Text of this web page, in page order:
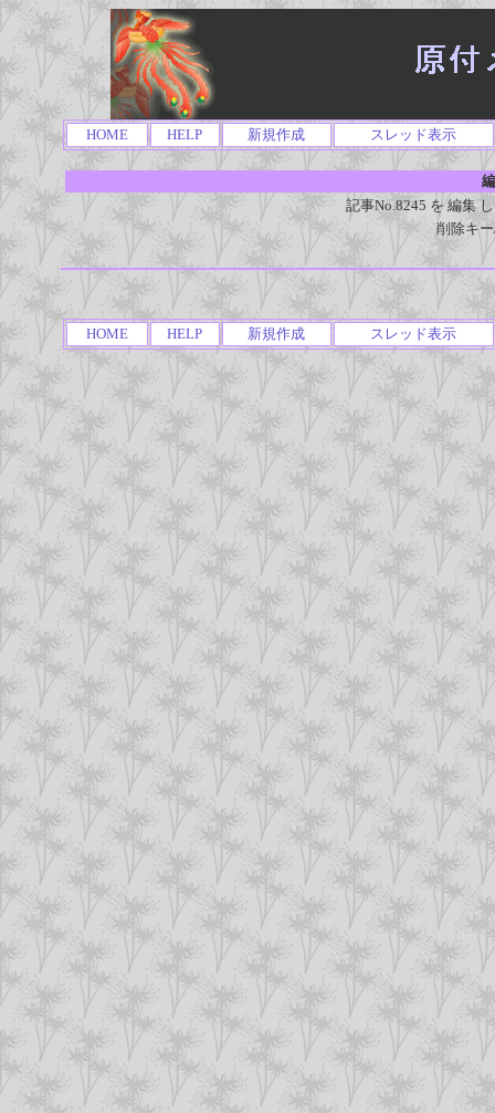
HOME HELP 新規作成 スレッド表示
記事No.8245 を 編集
削除キ
HOME HELP 新規作成 スレッド表示